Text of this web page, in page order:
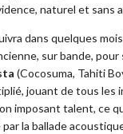
naturel et sans
dans quelques
sur bande,
(Cocosuma, Tahiti
jouant de tous
imposant talent, ce
par la ballade